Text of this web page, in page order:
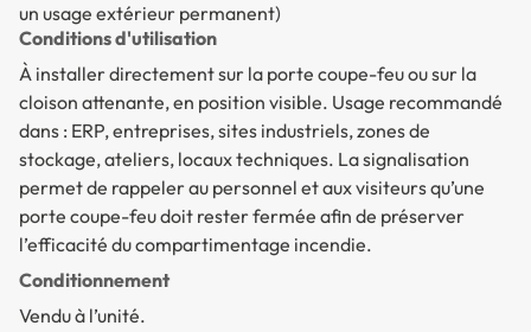
un usage extérieur permanent)
Conditions d'utilisation
À installer directement sur la porte coupe-feu ou sur la
cloison attenante, en position visible. Usage recommandé
dans : ERP, entreprises, sites industriels, zones de
stockage, ateliers, locaux techniques. La signalisation
permet de rappeler au personnel et aux visiteurs qu’une
porte coupe-feu doit rester fermée afin de préserver
l’efficacité du compartimentage incendie.
Conditionnement
Vendu à l’unité.